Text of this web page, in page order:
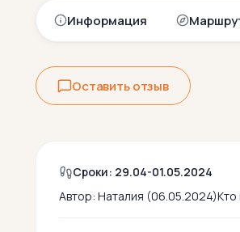
Информация
Оставить отзыв
Сроки: 29.04-01.05.2024
Автор: Наталия (06.05.2024)Кто